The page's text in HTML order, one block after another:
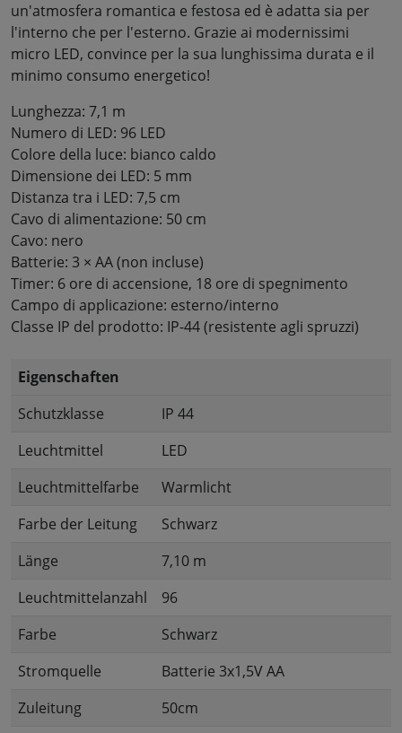
un'atmosfera romantica e festosa ed è adatta sia per
l'interno che per l'esterno. Grazie ai modernissimi
micro LED, convince per la sua lunghissima durata e il
minimo consumo energetico!
Lunghezza: 7,1 m
Numero di LED: 96 LED
Colore della luce: bianco caldo
Dimensione dei LED: 5 mm
Distanza tra i LED: 7,5 cm
Cavo di alimentazione: 50 cm
Cavo: nero
Batterie: 3 × AA (non incluse)
Timer: 6 ore di accensione, 18 ore di spegnimento
Campo di applicazione: esterno/interno
Classe IP del prodotto: IP-44 (resistente agli spruzzi)
Eigenschaften
Schutzklasse
IP 44
Leuchtmittel
LED
Leuchtmittelfarbe
Warmlicht
Farbe der Leitung
Schwarz
Länge
7,10 m
Leuchtmittelanzahl
96
Farbe
Schwarz
Stromquelle
Batterie 3x1,5V AA
Zuleitung
50cm